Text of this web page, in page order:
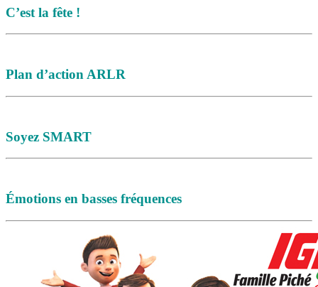
C’est la fête !
Plan d’action ARLR
Soyez SMART
Émotions en basses fréquences